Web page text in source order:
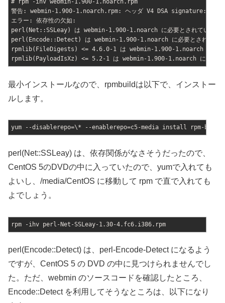
# rpm -ihv webmin-1.900-1.noarch.rpm
警告: webmin-1.900-1.noarch.rpm: ヘッダ V4 DSA signature:
エラー: 依存性の欠如:
perl(Net::SSLeay) は webmin-1.900-1.noarch に必要とされています
perl(Encode::Detect) は webmin-1.900-1.noarch に必要とされてい
rpmlib(FileDigests) <= 4.6.0-1 は webmin-1.900-1.noarch に必要
rpmlib(PayloadIsXz) <= 5.2-1 は webmin-1.900-1.noarch に必要と
最小インストールなので、rpmbuildは以下で、インストー
ルします。
yum --disablerepo=\* --enablerepo=c5-media install rpm-build
perl(Net::SSLeay) は、依存関係がなさそうだったので、
CentOS 5のDVDの中に入っていたので、yumで入れても
よいし、/media/CentOS に移動して rpm で直で入れても
よでしょう。
rpm -ihv perl-Net-SSLeay-1.30-4.fc6.i386.rpm
perl(Encode::Detect) は、perl-Encode-Detect になるよう
ですが、CentOS 5 の DVD の中に見つけられませんでし
た。ただ、webmin のソースコードを確認したところ、
Encode::Detect を利用してそうなところは、以下になり